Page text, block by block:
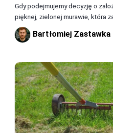
Gdy podejmujemy decyzję o
pięknej, zielonej murawie, która
Bartłomiej Zastawka